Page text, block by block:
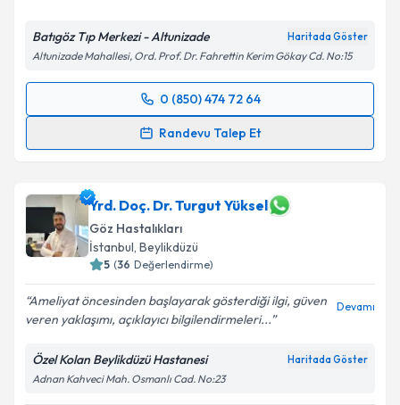
Batıgöz Tıp Merkezi - Altunizade Haritada Göster
Altunizade Mahallesi, Ord. Prof. Dr. Fahrettin Kerim Gökay Cd. No:15
0 (850) 474 72 64
Randevu Talep Et
Randevu Takvimi Talebi
için bir takvim hazırlandığında e-posta ile
bilgilendireceğiz.
E-posta Adresiniz
Metni'ni okudum ve kişisel verilerimin belirtilen
kapsamda işlenmesini kabul ediyorum.
Yrd. Doç. Dr. Turgut Yüksel
Göz Hastalıkları
İstanbul, Beylikdüzü
5 (36 Değerlendirme)
Ameliyat öncesinden başlayarak gösterdiği ilgi, güven
veren yaklaşımı, açıklayıcı bilgilendirmeleri...
Devamı
Özel Kolan Beylikdüzü Hastanesi Haritada Göster
Adnan Kahveci Mah. Osmanlı Cad. No:23